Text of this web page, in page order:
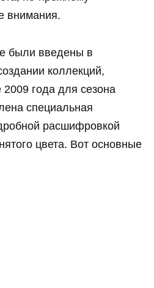
внимания.
были введены в
коллекций,
года для сезона
специальная
расшифровкой
цвета. Вот основные